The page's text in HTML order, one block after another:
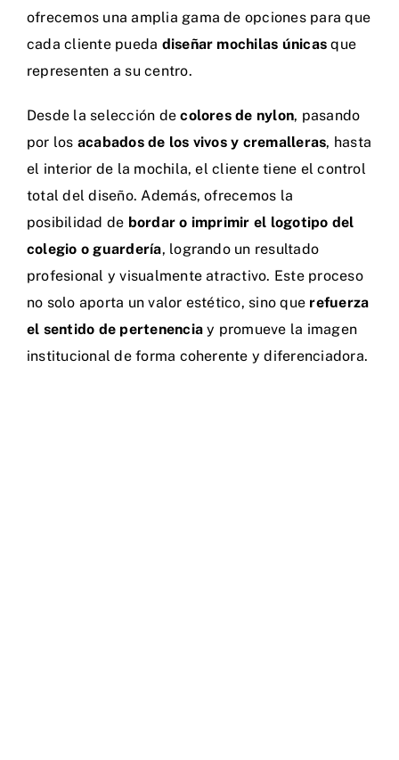
ofrecemos una amplia gama de opciones para que
cada cliente pueda diseñar mochilas únicas que
representen a su centro.
Desde la selección decolores de nylon, pasando
por los acabados de los vivos y cremalleras, hasta
el interior de la mochila, el cliente tiene el control
total del diseño. Además, ofrecemos la
posibilidad de bordar o imprimir el logotipo del
colegio o guardería, logrando un resultado
profesional y visualmente atractivo. Este proceso
no solo aporta un valor estético, sino que refuerza
el sentido de pertenencia y promueve la imagen
institucional de forma coherente y diferenciadora.